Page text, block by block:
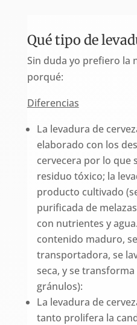
Qué tipo de
Sin duda yo prefiero la
porqué:
Diferencias
La levadura de
elaborado con los
cervecera por lo que
residuo tóxico; la
producto cultivado
purificada de
con nutrientes y
contenido maduro,
transportadora, se
seca, y se
gránulos):
La levadura de
tanto prolifera la